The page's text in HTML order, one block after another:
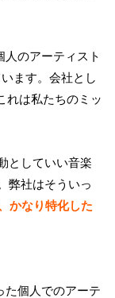
人のアーティスト
います。会社とし
れは私たちのミッ
としていい音楽
弊社はそういっ
かなり特化した
た個人でのアーテ